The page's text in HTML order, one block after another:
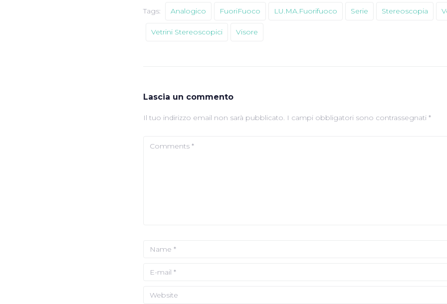
Tags: Analogico FuoriFuoco LU.MA.Fuorifuoco Serie Stereoscopia
Vetrini Stereoscopici Visore
Lascia un commento
Il tuo indirizzo email non sarà pubblicato. I campi obbligatori sono contrassegnati *